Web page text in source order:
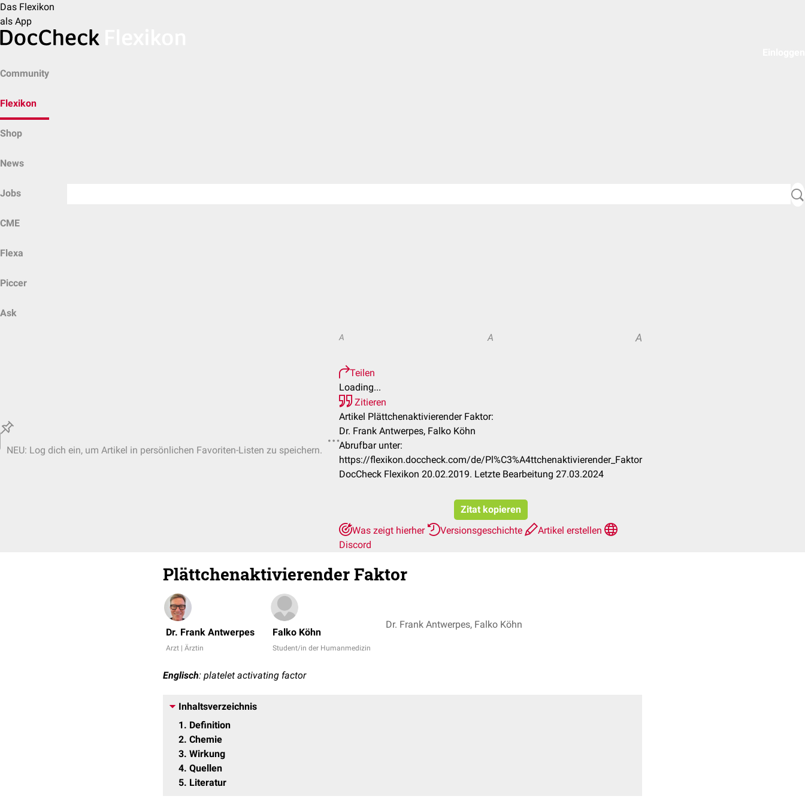
Das Flexikon
als App
Community
Flexikon
Shop
News
Jobs
CME
Flexa
Piccer
Ask
NEU: Log dich ein, um Artikel in persönlichen Favoriten-Listen zu speichern.
A A A
Teilen
Loading...
Zitieren
Artikel Plättchenaktivierender Faktor:
Dr. Frank Antwerpes, Falko Köhn
Abrufbar unter:
https://flexikon.doccheck.com/de/Pl%C3%A4ttchenaktivierender_Faktor
DocCheck Flexikon 20.02.2019. Letzte Bearbeitung 27.03.2024
Zitat kopieren
Was zeigt hierher
Versionsgeschichte
Artikel erstellen
Discord
Plättchenaktivierender Faktor
Dr. Frank Antwerpes
Arzt | Ärztin
Falko Köhn
Student/in der Humanmedizin
Dr. Frank Antwerpes, Falko Köhn
Englisch: platelet activating factor
Inhaltsverzeichnis
1
Definition
2 Chemie
3 Wirkung
4 Quellen
5 Literatur